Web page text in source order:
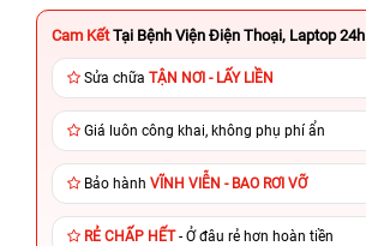
Cam Kết Tại Bệnh Viện Điện Thoại, Laptop 24h
Sửa chữa TẬN NƠI - LẤY LIỀN
Giá luôn công khai, không phụ phí ẩn
Bảo hành VĨNH VIỄN - BAO RƠI VỠ
RẺ CHẤP HẾT- Ở đâu rẻ hơn hoàn tiền